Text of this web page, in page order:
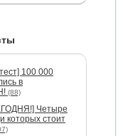
100 000
в
(88)
Четыре
которых стоит